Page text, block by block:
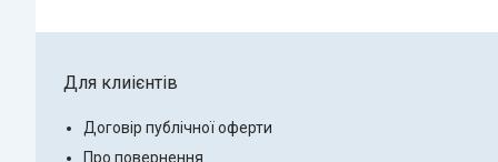
Для клиієнтів
Договір публічної оферти
Про повернення